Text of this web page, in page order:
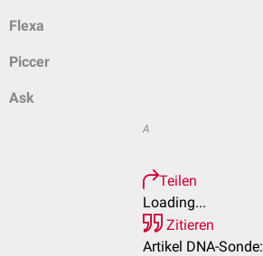
Flexa
Piccer
Ask
A
Teilen
Loading...
Zitieren
Artikel DNA-Sonde: